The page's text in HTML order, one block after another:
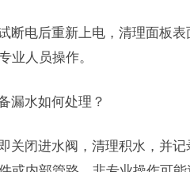
断电后重新上电，清理面板
业人员操作。
漏水如何处理？
关闭进水阀，清理积水，并